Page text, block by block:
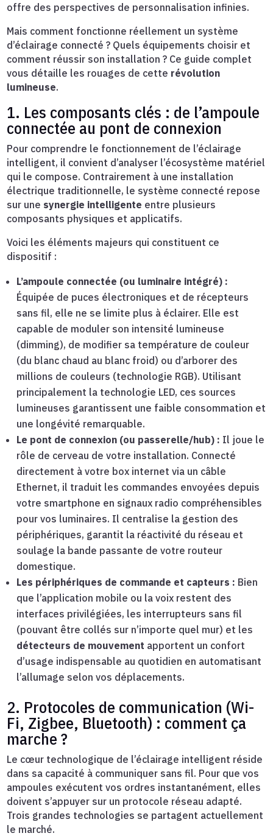
offre des perspectives de personnalisation infinies.
Mais comment fonctionne réellement un système
d’éclairage connecté ? Quels équipements choisir et
comment réussir son installation ? Ce guide complet
vous détaille les rouages de cette révolution
lumineuse.
1. Les composants clés : de l’ampoule
connectée au pont de connexion
Pour comprendre le fonctionnement de l’éclairage
intelligent, il convient d’analyser l’écosystème matériel
qui le compose. Contrairement à une installation
électrique traditionnelle, le système connecté repose
sur une synergie intelligente entre plusieurs
composants physiques et applicatifs.
Voici les éléments majeurs qui constituent ce
dispositif :
L’ampoule connectée (ou luminaire intégré) :
Équipée de puces électroniques et de récepteurs
sans fil, elle ne se limite plus à éclairer. Elle est
capable de moduler son intensité lumineuse
(dimming), de modifier sa température de couleur
(du blanc chaud au blanc froid) ou d’arborer des
millions de couleurs (technologie RGB). Utilisant
principalement la technologie LED, ces sources
lumineuses garantissent une faible consommation et
une longévité remarquable.
Le pont de connexion (ou passerelle/hub) : Il joue le
rôle de cerveau de votre installation. Connecté
directement à votre box internet via un câble
Ethernet, il traduit les commandes envoyées depuis
votre smartphone en signaux radio compréhensibles
pour vos luminaires. Il centralise la gestion des
périphériques, garantit la réactivité du réseau et
soulage la bande passante de votre routeur
domestique.
Les périphériques de commande et capteurs : Bien
que l’application mobile ou la voix restent des
interfaces privilégiées, les interrupteurs sans fil
(pouvant être collés sur n’importe quel mur) et les
détecteurs de mouvement apportent un confort
d’usage indispensable au quotidien en automatisant
l’allumage selon vos déplacements.
2. Protocoles de communication (Wi-
Fi, Zigbee, Bluetooth) : comment ça
marche ?
Le cœur technologique de l’éclairage intelligent réside
dans sa capacité à communiquer sans fil. Pour que vos
ampoules exécutent vos ordres instantanément, elles
doivent s’appuyer sur un protocole réseau adapté.
Trois grandes technologies se partagent actuellement
le marché.